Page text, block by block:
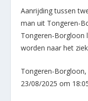
Aanrijding tussen
man uit Tongeren-
Tongeren-Borgloon
worden naar het
Tongeren-
23/08/2025 om